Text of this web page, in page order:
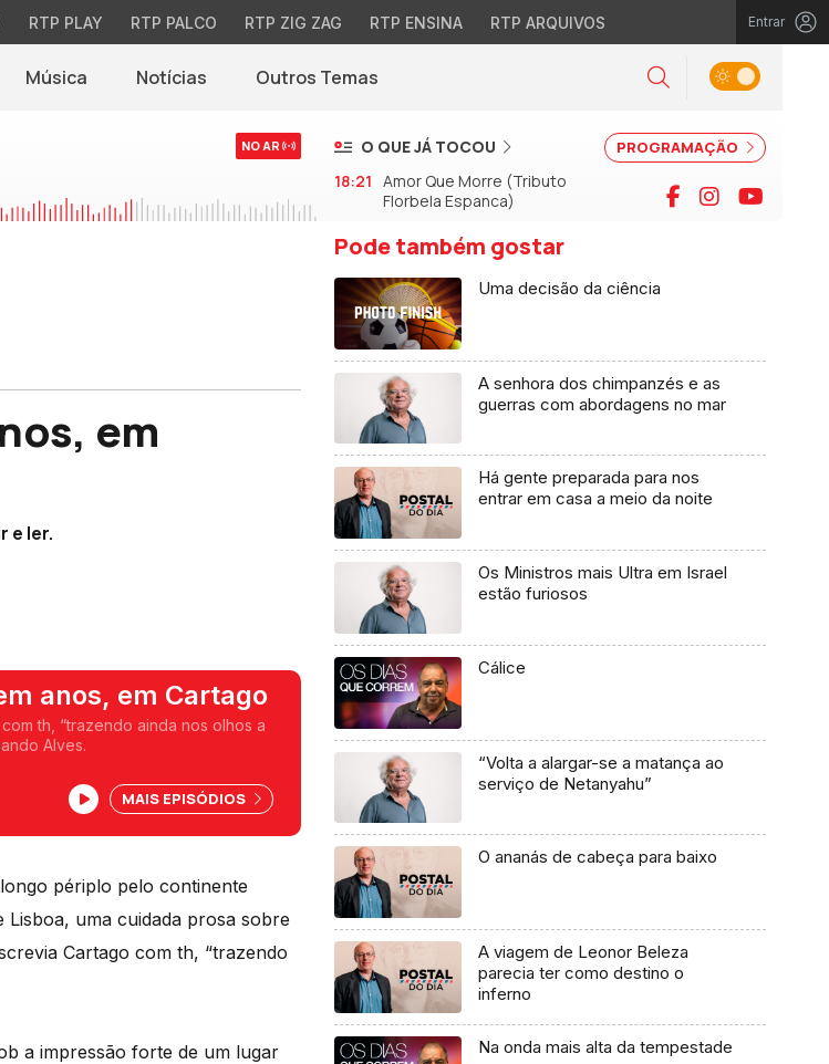
RTP PLAY RTP PALCO RTP ZIG ZAG RTP ENSINA RTP ARQUIVOS Entrar
Música Notícias(abre em nova janela)
Outros Temas Pesquisar
Alternar tema
NO AR PROGRAMAÇÃO
O QUE JÁ TOCOU
18:21 Amor Que Morre (Tributo
Florbela Espanca)
Facebook
Instagram
em
e ler.
anos, em Cartago
th, “trazendo ainda nos olhos a
de Fernando Alves.
MAIS EPISÓDIOS
périplo pelo continente
uma cuidada prosa sobre
Cartago com th, “trazendo
a impressão forte de um lugar
Pode também gostar
Uma decisão da ciência
A senhora dos chimpanzés e as
guerras com abordagens no mar
Há gente preparada para nos
entrar em casa a meio da noite
Os Ministros mais Ultra em Israel
estão furiosos
Cálice
“Volta a alargar-se a matança ao
serviço de Netanyahu”
O ananás de cabeça para baixo
A viagem de Leonor Beleza
parecia ter como destino o
inferno
Na onda mais alta da tempestade